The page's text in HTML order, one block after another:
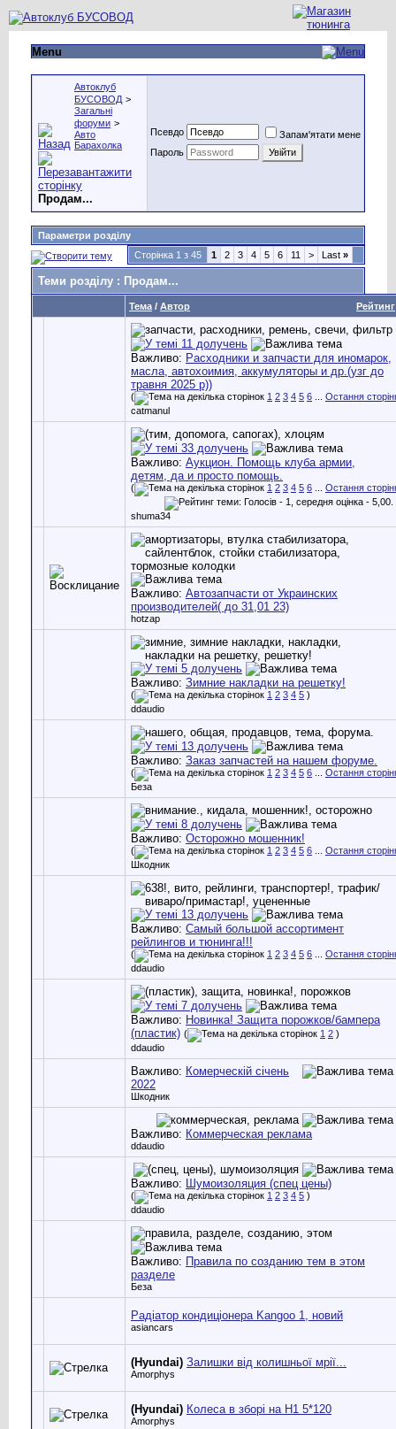
Menu
Автоклуб
БУСОВОД >
Загальні
форуми >
Авто
Барахолка
Продам...
Псевдо
Запам'ятати мене
Пароль
Параметри розділу
Сторінка 1 з 45
1 2 3 4 5 6 11 > Last »
Теми розділу : Продам...
Рейтинг
Тема / Автор
Важливо: Расходники и запчасти для иномарок,
масла, автохоимия, аккумуляторы и др.(узг до
травня 2025 р))
( 1 2 3 4 5 6
Остання
catmanul
Важливо: Аукцион. Помощь клуба армии,
детям, да и просто помощь.
( 1 2 3 4 5 6 Остання
shuma34
Важливо: Автозапчасти от Украинских
производителей( до 31,01 23)
hotzap
Важливо: Зимние накладки на решетку!
( 1 2 3 4 5 )
ddaudio
Важливо: Заказ запчастей на нашем форуме.
( 1 2 3 4 5 6
Остання
Беза
Важливо: Осторожно мошенник!
( 1 2 3 4 5 6
Остання
Шкодник
Важливо: Самый большой ассортимент
рейлингов и тюнинга!!!
( 1 2 3 4 5 6
Остання
ddaudio
Важливо: Новинка! Защита порожков/бампера
(пластик) ( 1 2 )
ddaudio
Важливо: Комерческій січень
2022
Шкодник
Важливо: Коммерческая реклама
ddaudio
Важливо: Шумоизоляция (спец цены)
( 1 2 3 4 5 )
ddaudio
Важливо: Правила по созданию тем в этом
разделе
Беза
Радіатор кондиціонера Kangoo 1, новий
asiancars
(Hyundai) Залишки від колишньої мрії...
Amorphys
(Hyundai) Колеса в зборі на Н1 5*120
Amorphys